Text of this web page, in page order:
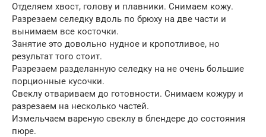
Отделяем хвост, голову и плавники. Снимаем кожу.
Разрезаем селедку вдоль по брюху на две части и
вынимаем все косточки.
Занятие это довольно нудное и кропотливое, но
результат того стоит.
Разрезаем разделанную селедку на не очень большие
порционные кусочки.
Свеклу отвариваем до готовности. Снимаем кожуру и
разрезаем на несколько частей.
Измельчаем вареную свеклу в блендере до состояния
пюре.